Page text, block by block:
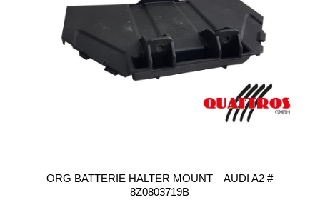
ORG BATTERIE HALTER MOUNT – AUDI A2 #
8Z0803719B